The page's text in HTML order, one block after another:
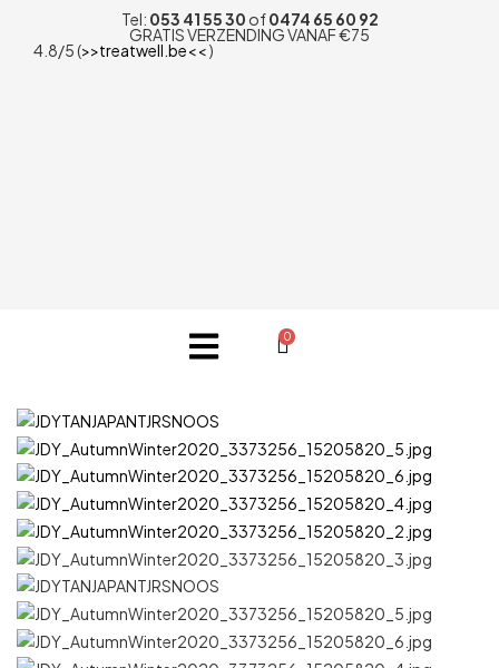
Tel: 053 41 55 30 of0474 65 60 92
GRATIS VERZENDING VANAF €75
4.8/5 (>>treatwell.be<<)
0